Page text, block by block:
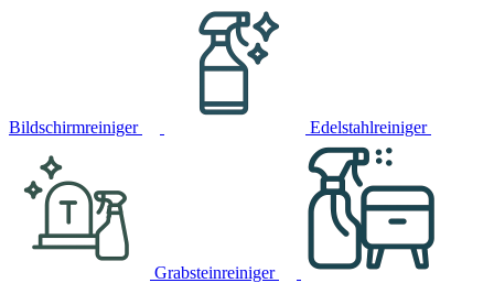
Bildschirmreiniger Edelstahlreiniger
Grabsteinreiniger